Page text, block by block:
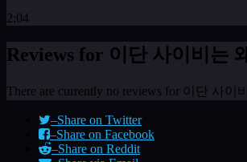
2:04
Reviews for 이단 사이비는
There are currently no reviews for 이단 사이
–Share on Twitter
–Share on Facebook
–Share on Reddit